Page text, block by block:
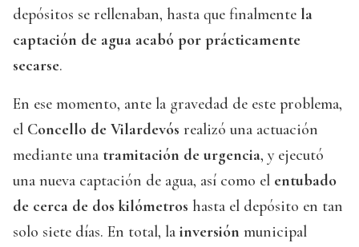
depósitos se rellenaban, hasta que finalmente la
captación de agua acabó por prácticamente
secarse.
En ese momento, ante la gravedad de este problema,
el Concello de Vilardevós realizó una actuación
mediante una tramitación de urgencia, y ejecutó
una nueva captación de agua, así como el entubado
de cerca de dos kilómetros hasta el depósito en tan
solo siete días. En total, la inversión municipal